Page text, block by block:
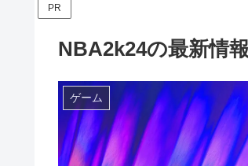
PR
NBA2k24の最新情
ゲーム